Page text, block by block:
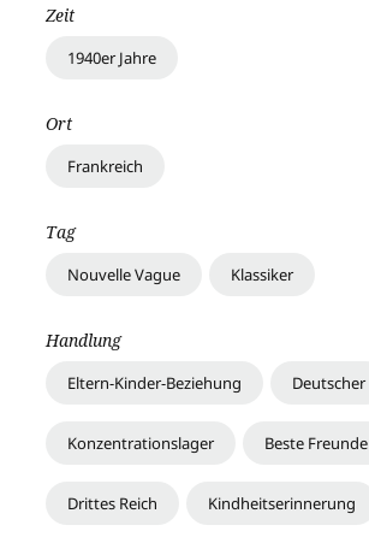
Zeit
1940er Jahre
Ort
Frankreich
Tag
Nouvelle Vague Klassiker
Handlung
Eltern-Kinder-Beziehung Deutscher
Konzentrationslager Beste Freunde
Drittes Reich Kindheitserinnerung